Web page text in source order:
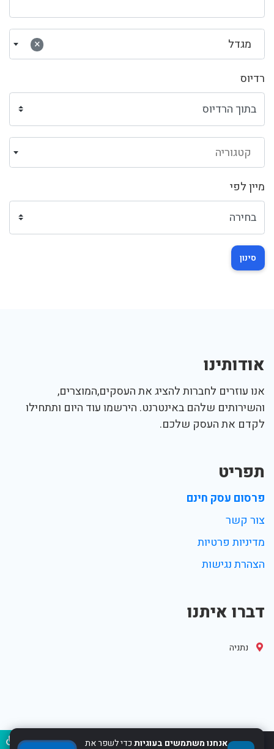
× מגדל
רדיוס
קטגוריה
מיין לפי
סינון
אודותינו
אנו עוזרים לחברות להציג את העסקים,המוצרים,
והשירותים שלהם באינטרנט. הירשמו עוד היום ותתחילו
לקדם את העסק שלכם.
תפריט
פרסום עסק חינם
צור קשר
מדיניות פרטיות
הצהרת נגישות
דברו איתנו
נתניה
אנחנו משתמשים בעוגיותכדי לשפר את